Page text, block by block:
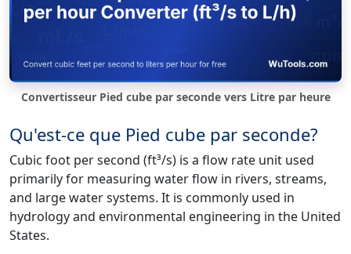
Convertisseur Pied cube par seconde vers Litre par heure
Qu'est-ce que Pied cube par seconde?
Cubic foot per second (ft³/s) is a flow rate unit used
primarily for measuring water flow in rivers, streams,
and large water systems. It is commonly used in
hydrology and environmental engineering in the United
States.